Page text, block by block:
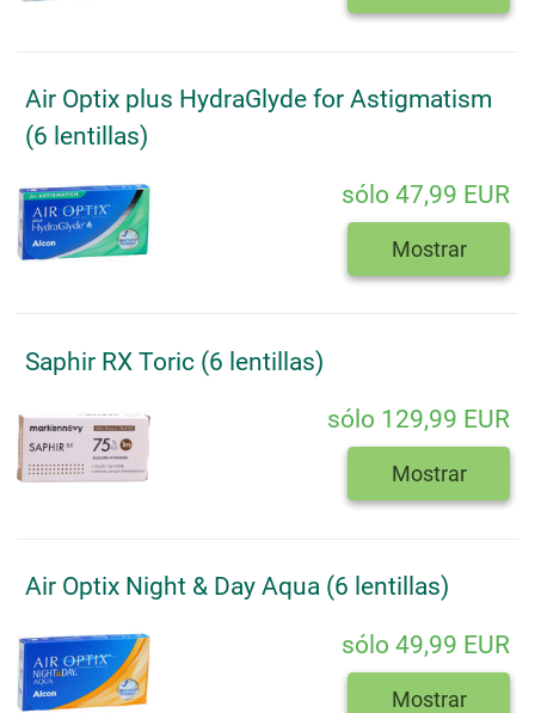
Air Optix plus HydraGlyde for Astigmatism
(6 lentillas)
sólo 47,99 EUR
Mostrar
Saphir RX Toric (6 lentillas)
sólo 129,99 EUR
Mostrar
Air Optix Night & Day Aqua (6 lentillas)
sólo 49,99 EUR
Mostrar